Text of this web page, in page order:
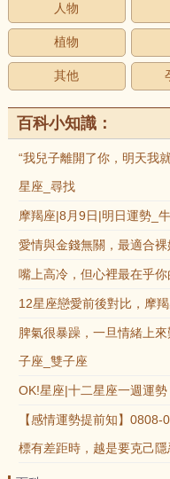
人物
植物
其他
百科小知識：
“我兒子離開了你，明天我
星座_尋找
摩羯座|8月9日|明日運勢_
愛情與金錢無關，最適合
嘴上高冷，但心裡最在乎
12星座戀愛前後對比，摩
脾氣很暴躁，一旦情緒上
子座_雙子座
OK!星座|十二星座一週運
【感情運勢提前知】
標有差距時，越是要克己